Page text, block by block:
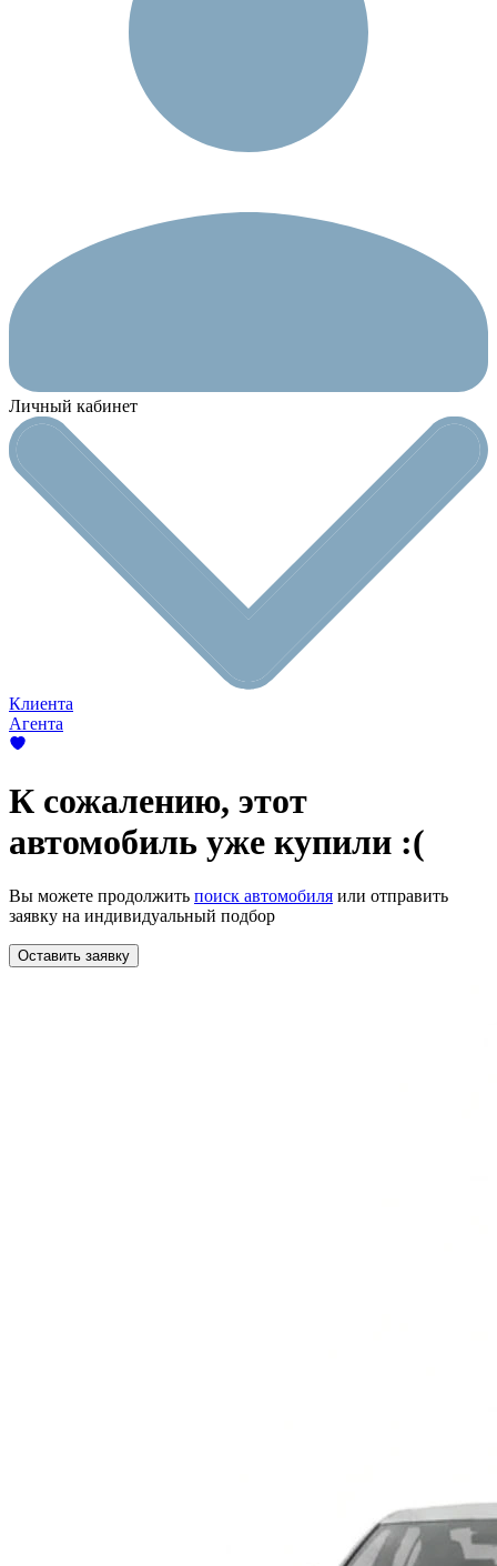
Личный кабинет
Клиента
Агента
К сожалению, этот
автомобиль уже купили :(
Вы можете продолжить поиск автомобиля или отправить
заявку на индивидуальный подбор
Оставить заявку